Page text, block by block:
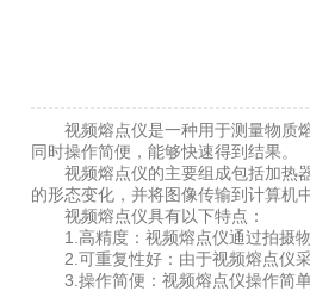
视频熔点仪是一种用于测量物质熔
同时操作简便，能够快速得到结果。
视频熔点仪的主要组成包括加热器
的形态变化，并将图像传输到计算机
视频熔点仪具有以下特点：
1.高精度：视频熔点仪通过拍摄物
2.可重复性好：由于视频熔点仪采
3.操作简便：视频熔点仪操作简单